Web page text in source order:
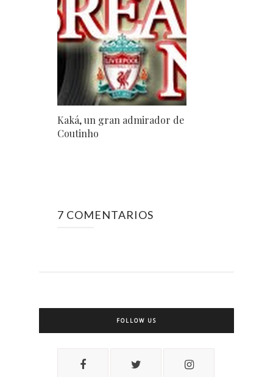
Kaká, un gran admirador de
Coutinho
7 COMENTARIOS
FOLLOW US